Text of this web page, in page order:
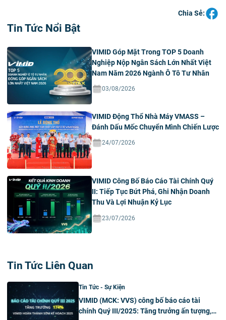
Chia Sẻ:
Tin Tức Nổi Bật
VIMID Góp Mặt Trong TOP 5 Doanh
Nghiệp Nộp Ngân Sách Lớn Nhất Việt
Nam Năm 2026 Ngành Ô Tô Tư Nhân
03/08/2026
VIMID Động Thổ Nhà Máy VMASS –
Đánh Dấu Mốc Chuyển Mình Chiến Lược
24/07/2026
VIMID Công Bố Báo Cáo Tài Chính Quý
II: Tiếp Tục Bứt Phá, Ghi Nhận Doanh
Thu Và Lợi Nhuận Kỷ Lục
23/07/2026
Tin Tức Liên Quan
Tin Tức - Sự Kiện
VIMID (MCK: VVS) công bố báo cáo tài
chính Quý III/2025: Tăng trưởng ấn tượng,